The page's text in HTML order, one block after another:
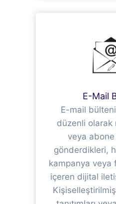
E-Mail
E-mail
düzenli olarak
veya
gönderdikleri,
kampanya veya
içeren dijital